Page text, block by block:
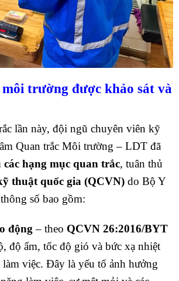
môi trường được khảo sát và
lần này, đội ngũ chuyên viên kỹ
Quan trắc Môi trường – LDT đã
các hạng mục quan trắc, tuân thủ
thuật quốc gia (QCVN)do Bộ Y
số bao gồm:
động – theo QCVN 26:2016/BYT
độ ẩm, tốc độ gió và bức xạ nhiệt
việc. Đây là yếu tố ảnh hưởng